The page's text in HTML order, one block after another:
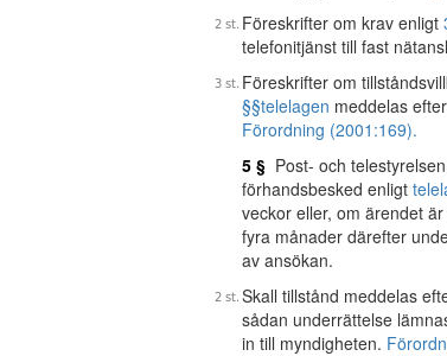
Föreskrifter om krav enligt
telefonitjänst till fast
Föreskrifter om
§§telelagen meddelas
Förordning (2001:169).
5 § Post- och
förhandsbesked enligt
veckor eller, om ärendet
fyra månader därefter
av ansökan.
Skall tillstånd meddelas
sådan underrättelse
in till myndigheten.